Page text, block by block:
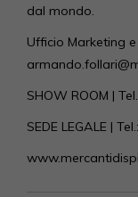
dal mondo.
Ufficio Marketing
SHOW ROOM |
SEDE LEGALE |